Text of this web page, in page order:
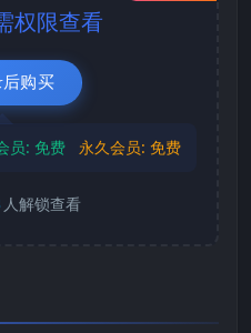
权限查看
后购买
员: 免费 永久会员: 免费
人解锁查看